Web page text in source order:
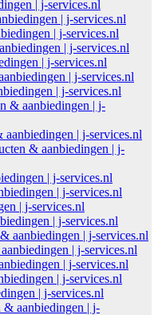
| j-services.nl
| j-services.nl
| j-services.nl
| j-services.nl
| j-services.nl
| j-services.nl
| j-services.nl
& aanbiedingen | j-
| j-services.nl
& aanbiedingen | j-
| j-services.nl
| j-services.nl
| j-services.nl
| j-services.nl
aanbiedingen | j-services.nl
| j-services.nl
| j-services.nl
| j-services.nl
| j-services.nl
& aanbiedingen | j-